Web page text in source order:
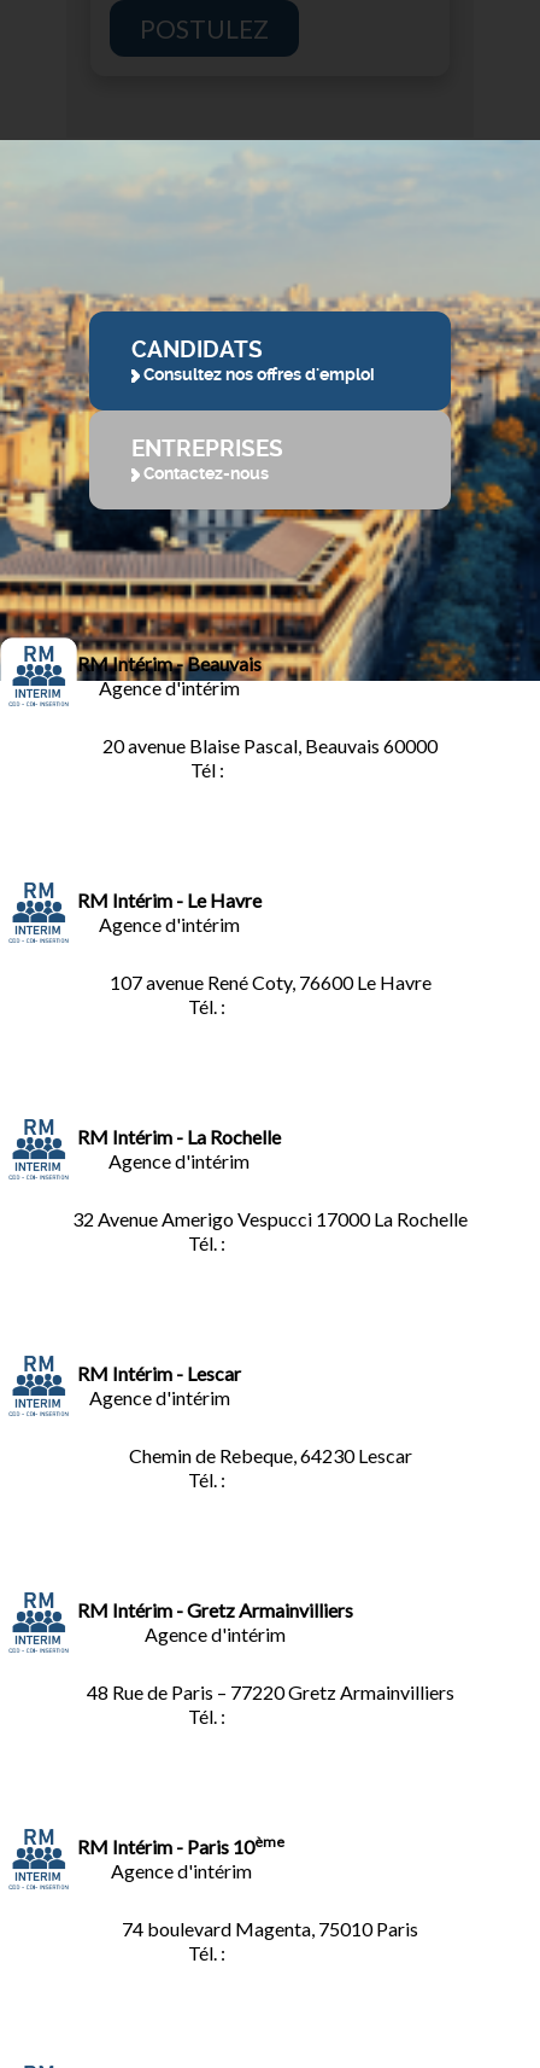
POSTULEZ
CANDIDATS
Consultez nos offres d'emploi
ENTREPRISES
Contactez-nous
RM Intérim - Beauvais
Agence d'intérim
20 avenue Blaise Pascal, Beauvais 60000
Tél :
RM Intérim - Le Havre
Agence d'intérim
107 avenue René Coty, 76600 Le Havre
Tél. :
RM Intérim - La Rochelle
Agence d'intérim
32 Avenue Amerigo Vespucci 17000 La Rochelle
Tél. :
RM Intérim - Lescar
Agence d'intérim
Chemin de Rebeque, 64230 Lescar
Tél. :
RM Intérim - Gretz Armainvilliers
Agence d'intérim
48 Rue de Paris – 77220 Gretz Armainvilliers
Tél. :
RM Intérim - Paris 10ème
Agence d'intérim
74 boulevard Magenta, 75010 Paris
Tél. :